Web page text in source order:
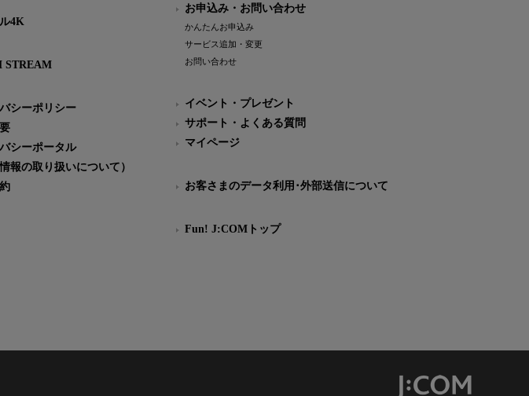
4K
STREAM
シーポリシー
シーポータル
情報の取り扱いについて）
お申込み・お問い合わせ
かんたんお申込み
サービス追加・変更
お問い合わせ
イベント・プレゼント
サポート・よくある質問
マイページ
お客さまのデータ利用･外部送信について
Fun! J:COMトップ